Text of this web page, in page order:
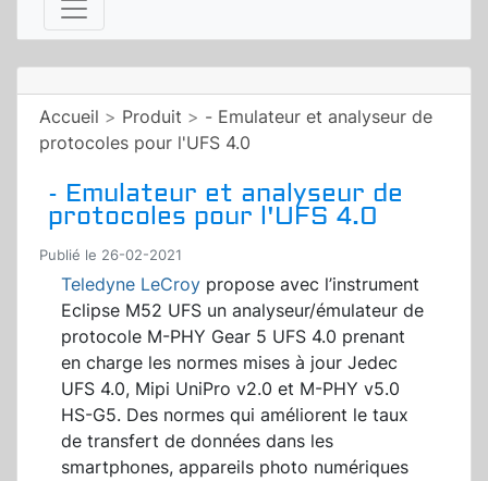
Accueil > Produit > - Emulateur et analyseur de
protocoles pour l'UFS 4.0
- Emulateur et analyseur de
protocoles pour l'UFS 4.0
Publié le 26-02-2021
Teledyne LeCroy propose avec l’instrument
Eclipse M52 UFS un analyseur/émulateur de
protocole M-PHY Gear 5 UFS 4.0 prenant
en charge les normes mises à jour Jedec
UFS 4.0, Mipi UniPro v2.0 et M-PHY v5.0
HS-G5. Des normes qui améliorent le taux
de transfert de données dans les
smartphones, appareils photo numériques